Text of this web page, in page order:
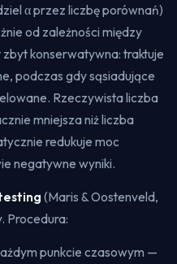
α przez liczbę porównań)
od zależności między
konserwatywna: traktuje
podczas gdy sąsiadujące
Rzeczywista liczba
mniejsza niż liczba
redukuje moc
negatywne wyniki.
(Maris & Oostenveld,
Procedura:
punkcie czasowym —